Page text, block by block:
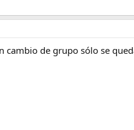
de grupo sólo se